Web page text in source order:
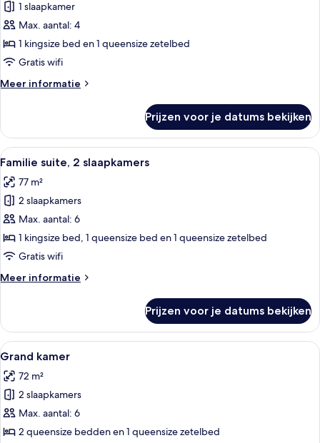
Deluxe
kamer
laden
1 slaapkamer
Max. aantal: 4
1 kingsize bed en 1 queensize zetelbed
Gratis wifi
Meer informatie
Meer
kamer
Prijzen voor je datums bekijken
Alle
foto's
voor
Familie
suite,
2
slaapkamers
Een moderne woonkamer met een
8
Familie suite, 2 slaapkamers
77 m²
2 slaapkamers
Max. aantal: 6
1 kingsize bed, 1 queensize bed en 1 queensize zetelbed
Gratis wifi
Meer informatie
Meer
suite,
slaapkamers
Prijzen voor je datums bekijken
Alle
foto's
voor
Grand
kamer
laden
Een moderne woonkamer met een
8
Grand kamer
72 m²
2 slaapkamers
Max. aantal: 6
2 queensize bedden en 1 queensize zetelbed